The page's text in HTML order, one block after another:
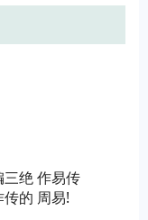
绝 作易传
的 周易!